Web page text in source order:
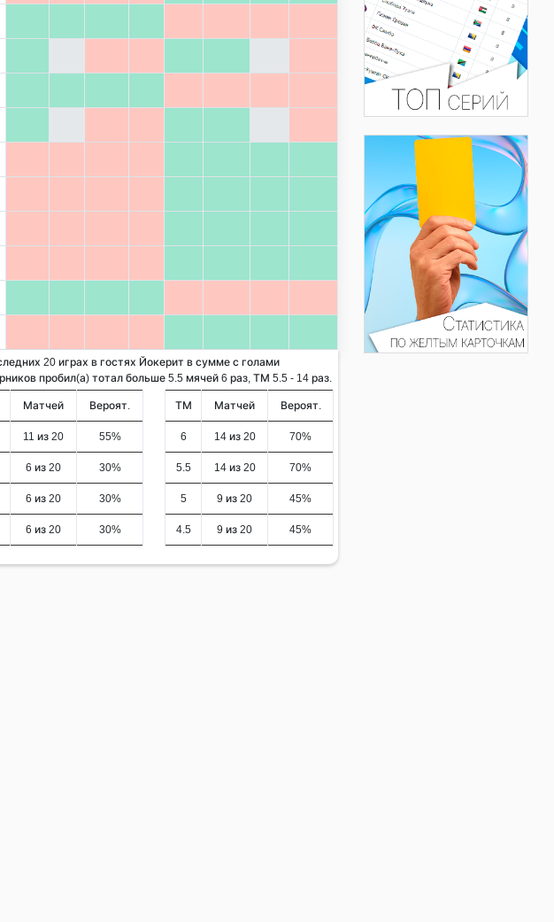
20 играх в гостях Йокерит в сумме с голами
пробил(а) тотал больше 5.5 мячей 6 раз, ТМ 5.5 - 14 раз.
Матчей Вероят.
11 из 20 55%
6 из 20 30%
6 из 20 30%
6 из 20 30%
ТМ Матчей Вероят.
6 14 из 20 70%
5.5 14 из 20 70%
5 9 из 20 45%
4.5 9 из 20 45%